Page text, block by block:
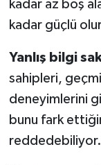
kadar az boş
kadar güçlü
Yanlış bilgi
sahipleri,
deneyimlerini
bunu fark